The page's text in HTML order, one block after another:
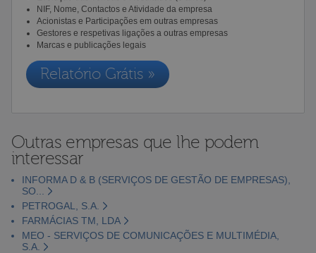
NIF, Nome, Contactos e Atividade da empresa
Acionistas e Participações em outras empresas
Gestores e respetivas ligações a outras empresas
Marcas e publicações legais
Relatório Grátis »
Outras empresas que lhe podem
interessar
INFORMA D & B (SERVIÇOS DE GESTÃO DE EMPRESAS),
SO...
PETROGAL, S.A.
FARMÁCIAS TM, LDA
MEO - SERVIÇOS DE COMUNICAÇÕES E MULTIMÉDIA,
S.A.